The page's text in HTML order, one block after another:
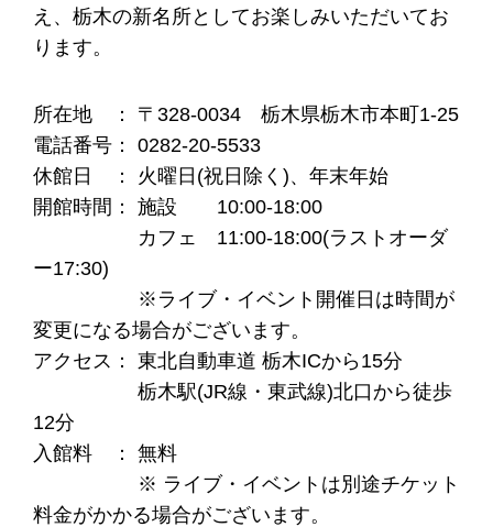
え、栃木の新名所としてお楽しみいただいてお
ります。
所在地 ： 〒328-0034 栃木県栃木市本町1-25
電話番号： 0282-20-5533
休館日 ： 火曜日(祝日除く)、年末年始
開館時間： 施設 10:00-18:00
カフェ 11:00-18:00(ラストオーダ
ー17:30)
※ライブ・イベント開催日は時間が
変更になる場合がございます。
アクセス： 東北自動車道 栃木ICから15分
栃木駅(JR線・東武線)北口から徒歩
12分
入館料 ： 無料
※ ライブ・イベントは別途チケット
料金がかかる場合がございます。